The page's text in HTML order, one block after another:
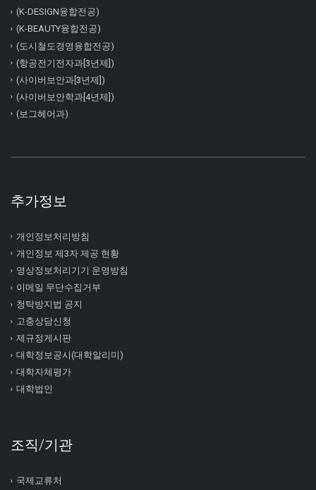
(K-DESIGN융합전공)
(K-BEAUTY융합전공)
(도시철도경영융합전공)
(항공전기전자과[3년제])
(사이버보안과[3년제])
(사이버보안학과[4년제])
(보그헤어과)
추가정보
개인정보처리방침
개인정보 제3자 제공 현황
영상정보처리기기 운영방침
이메일 무단수집거부
청탁방지법 공지
고충상담신청
제규정게시판
대학정보공시(대학알리미)
대학자체평가
대학법인
조직/기관
국제교류처